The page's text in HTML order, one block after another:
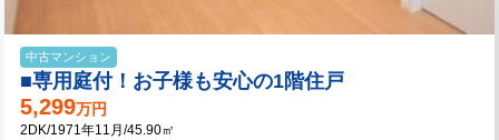
中古マンション
■専用庭付！お子様も安心の1階住戸
5,299万円
2DK/1971年11月/45.90㎡